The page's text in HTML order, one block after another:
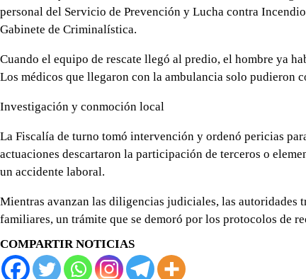
personal del Servicio de Prevención y Lucha contra
Gabinete de Criminalística.
Cuando el equipo de rescate llegó al predio, el hombre ya
Los médicos que llegaron con la ambulancia solo pudieron
Investigación y conmoción local
La Fiscalía de turno tomó intervención y ordenó pericias
actuaciones descartaron la participación de terceros o
un accidente laboral.
Mientras avanzan las diligencias judiciales, las
familiares, un trámite que se demoró por los protocolos de
COMPARTIR NOTICIAS